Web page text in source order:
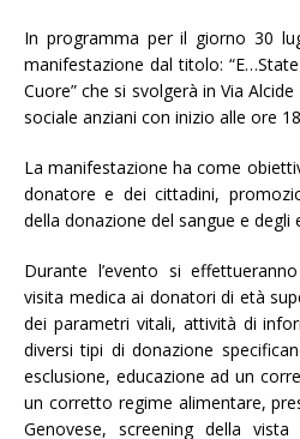
In programma per il giorno 30
manifestazione dal titolo:
Cuore” che si svolgerà in Via
sociale anziani con inizio alle ore
La manifestazione ha come
donatore e dei cittadini,
della donazione del sangue e degli
Durante l’evento si
visita medica ai donatori di età
dei parametri vitali, attività di
diversi tipi di donazione
esclusione, educazione ad un
un corretto regime alimentare,
Genovese, screening della